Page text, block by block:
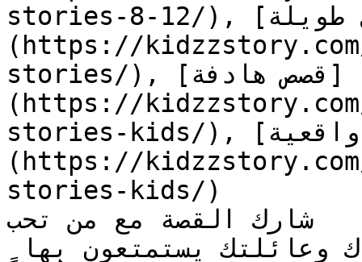
stories-8-12/), [قصص أطفال طويلة]
(https://
stories/), [قصص هادفة]
(https://
stories-kids/), [قصص واقعية]
(https://
stories-kids/)
شارك القصة مع من تحب